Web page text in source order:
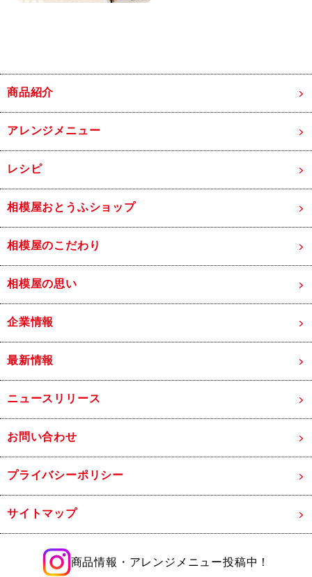
商品紹介
アレンジメニュー
レシピ
相模屋おとうふショップ
相模屋のこだわり
相模屋の思い
企業情報
最新情報
ニュースリリース
お問い合わせ
プライバシーポリシー
サイトマップ
商品情報・アレンジメニュー投稿中！